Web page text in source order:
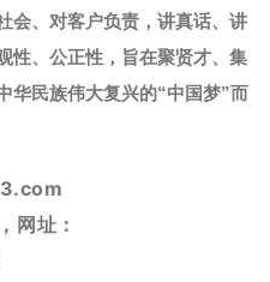
会、对客户负责，讲真话、讲
性、公正性，旨在聚贤才、集
华民族伟大复兴的“中国梦”而
网址：